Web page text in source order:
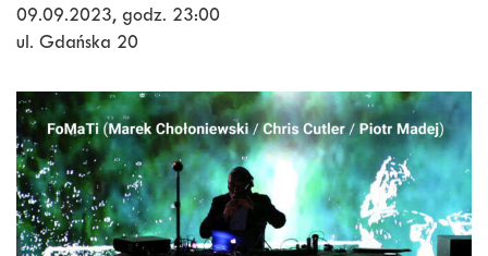
09.09.2023, godz. 23:00
ul. Gdańska 20